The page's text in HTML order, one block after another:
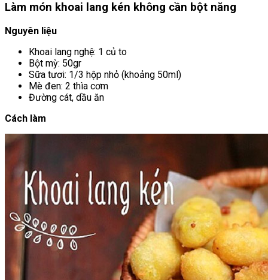
Làm món khoai lang kén không cần bột năng
Nguyên liệu
Khoai lang nghệ: 1 củ to
Bột mỳ: 50gr
Sữa tươi: 1/3 hộp nhỏ (khoảng 50ml)
Mè đen: 2 thìa cơm
Đường cát, dầu ăn
Cách làm